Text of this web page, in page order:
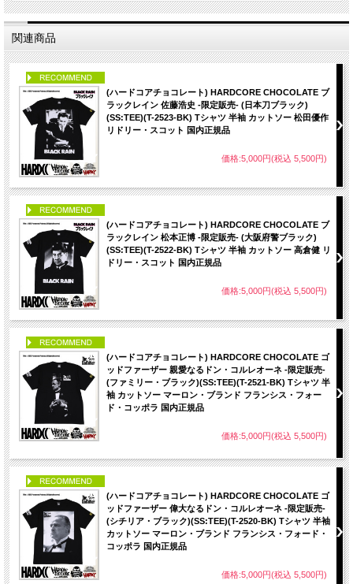
関連商品
(ハードコアチョコレート) HARDCORE CHOCOLATE ブ
ラックレイン 佐藤浩史 -限定販売- (日本刀ブラック)
(SS:TEE)(T-2523-BK) Tシャツ 半袖 カットソー 松田優作
リドリー・スコット 国内正規品
価格:5,000円(税込 5,500円)
(ハードコアチョコレート) HARDCORE CHOCOLATE ブ
ラックレイン 松本正博 -限定販売- (大阪府警ブラック)
(SS:TEE)(T-2522-BK) Tシャツ 半袖 カットソー 高倉健 リ
ドリー・スコット 国内正規品
価格:5,000円(税込 5,500円)
(ハードコアチョコレート) HARDCORE CHOCOLATE ゴ
ッドファーザー 親愛なるドン・コルレオーネ -限定販売-
(ファミリー・ブラック)(SS:TEE)(T-2521-BK) Tシャツ 半
袖 カットソー マーロン・ブランド フランシス・フォー
ド・コッポラ 国内正規品
価格:5,000円(税込 5,500円)
(ハードコアチョコレート) HARDCORE CHOCOLATE ゴ
ッドファーザー 偉大なるドン・コルレオーネ -限定販売-
(シチリア・ブラック)(SS:TEE)(T-2520-BK) Tシャツ 半袖
カットソー マーロン・ブランド フランシス・フォード・
コッポラ 国内正規品
価格:5,000円(税込 5,500円)